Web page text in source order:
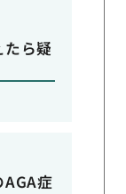
ら疑
症